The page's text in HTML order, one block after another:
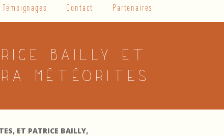
Témoignages Contact Partenaires
Bailly et
météorites
ET PATRICE BAILLY,